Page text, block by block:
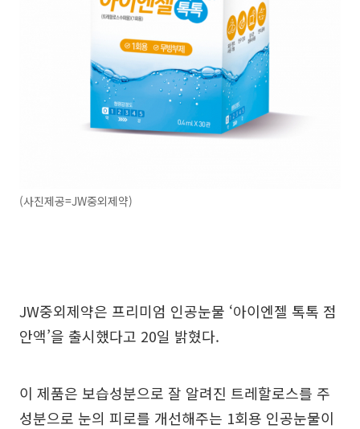
(사진제공=JW중외제약)
JW중외제약은 프리미엄 인공눈물 ‘아이엔젤 톡톡 점
안액’을 출시했다고 20일 밝혔다.
이 제품은 보습성분으로 잘 알려진 트레할로스를 주
성분으로 눈의 피로를 개선해주는 1회용 인공눈물이